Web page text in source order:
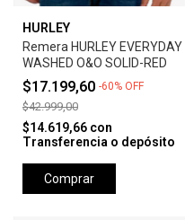
HURLEY
Remera HURLEY EVERYDAY
WASHED O&O SOLID-RED
$17.199,60 -60% OFF
$42.999,00
$14.619,66 con
Transferencia o depósito
Comprar